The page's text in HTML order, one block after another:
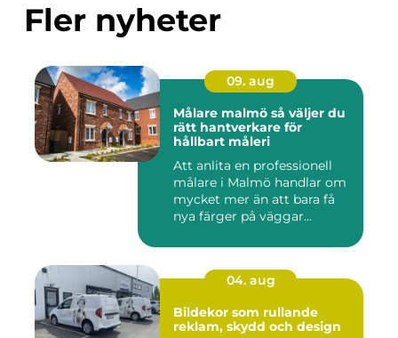
Fler nyheter
09. aug
Målare malmö så väljer du
rätt hantverkare för
hållbart måleri
Att anlita en professionell
målare i Malmö handlar om
mycket mer än att bara få
nya färger på väggar...
04. aug
Bildekor som rullande
reklam, skydd och design